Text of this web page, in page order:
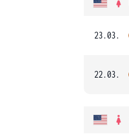
23.03.
22.03.